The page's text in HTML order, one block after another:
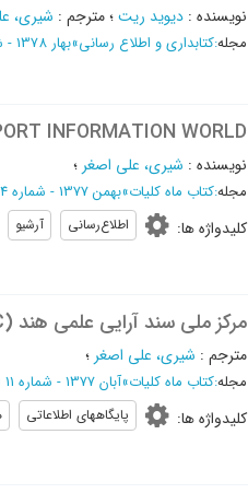
نویسنده : دیوید ریت؛مترجم : شیری،
مجله:کتابداری و اطلاع رسانی»بهار 1378 - شماره 5
INFORMATION WORLD
نویسنده : شیری، علی اصغر ؛
مجله:کتاب ماه کلیات»بهمن 1377 - شماره 14
کلیدواژه ها: اطلاع‌رسانی آرشیو
مرکز ملی سند آرایی علمی هند (INSDOC)
مترجم : شیری، علی اصغر ؛
مجله:کتاب ماه کلیات»آبان 1377 - شماره 11
کلیدواژه ها: پایگاههای اطلاعاتی